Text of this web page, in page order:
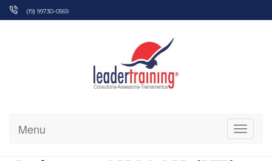
Pular
(19) 99730-0569
Menu